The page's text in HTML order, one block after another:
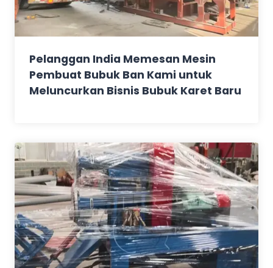
Pelanggan India Memesan Mesin
Pembuat Bubuk Ban Kami untuk
Meluncurkan Bisnis Bubuk Karet Baru